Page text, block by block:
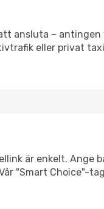
ansluta –
eller privat
är enkelt. Ange
"Smart Choice"-